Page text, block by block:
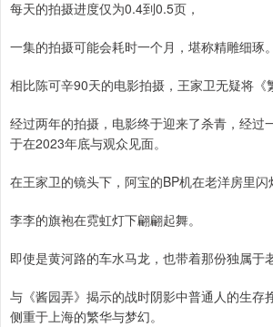
每天的拍摄进度仅为0.4到0.5页，
一集的拍摄可能会耗时一个月，堪称精雕细琢。
相比陈可辛90天的电影拍摄，王家卫无疑将《
经过两年的拍摄，电影终于迎来了杀青，经过
于在2023年底与观众见面。
在王家卫的镜头下，阿宝的BP机在老洋房里闪
李李的旗袍在霓虹灯下翩翩起舞。
即使是黄河路的车水马龙，也带着那份独属于
与《酱园弄》揭示的战时阴影中普通人的生存
侧重于上海的繁华与梦幻。